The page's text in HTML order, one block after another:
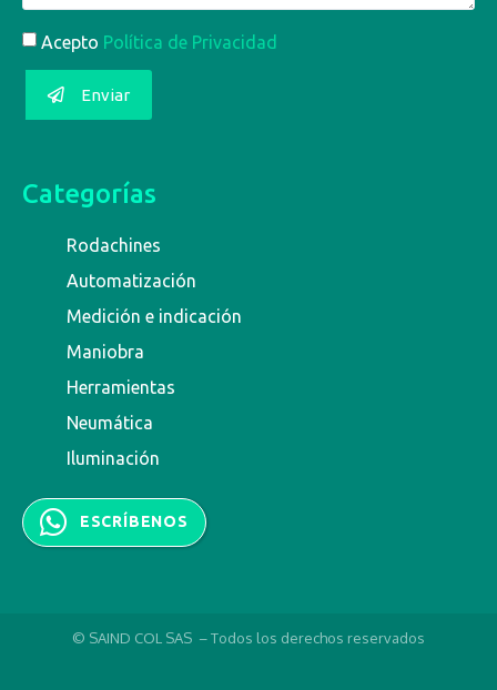
Acepto Política de Privacidad
Enviar
Categorías
Rodachines
Automatización
Medición e indicación
Maniobra
Herramientas
Neumática
Iluminación
ESCRÍBENOS
© SAIND COL SAS – Todos los derechos reservados